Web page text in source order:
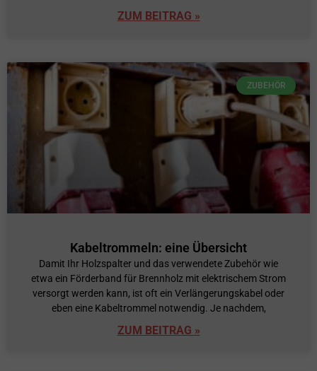
ZUM BEITRAG »
ZUBEHÖR
Kabeltrommeln: eine Übersicht
Damit Ihr Holzspalter und das verwendete Zubehör wie
etwa ein Förderband für Brennholz mit elektrischem Strom
versorgt werden kann, ist oft ein Verlängerungskabel oder
eben eine Kabeltrommel notwendig. Je nachdem,
ZUM BEITRAG »